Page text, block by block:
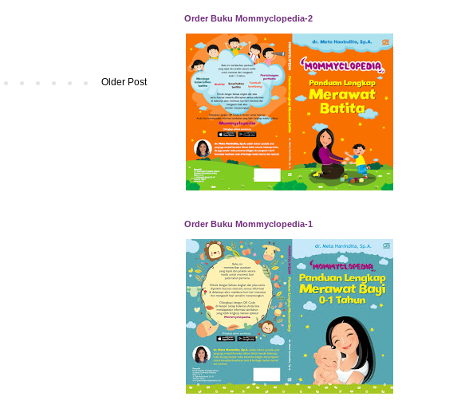
Older Post
Order Buku Mommyclopedia-2
Order Buku Mommyclopedia-1